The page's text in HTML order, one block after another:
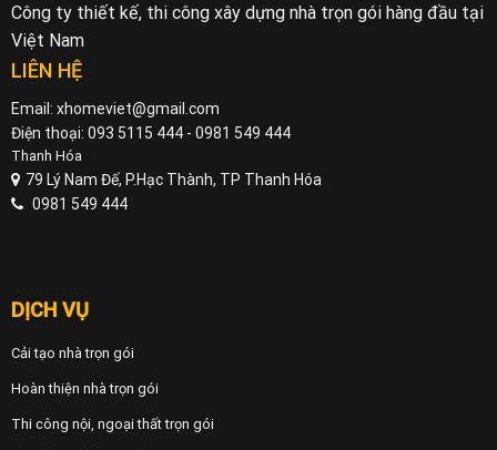
Công ty thiết kế, thi công xây dựng nhà trọn gói hàng đầu tại
Việt Nam
LIÊN HỆ
Email: xhomeviet@gmail.com
Điện thoại: 093 5115 444 - 0981 549 444
Thanh Hóa
79 Lý Nam Đế, P.Hạc Thành, TP Thanh Hóa
0981 549 444
DỊCH VỤ
Cải tạo nhà trọn gói
Hoàn thiện nhà trọn gói
Thi công nội, ngoại thất trọn gói